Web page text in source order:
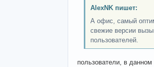
AlexNK пишет:
А офис, самый
свежие версии
пользователей.
пользователи, в